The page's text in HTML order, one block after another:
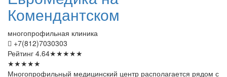
Комендантском
многопрофильная клиника
+7(812)7030303
Рейтинг 4.64★★★★★
★★★★★
Многопрофильный медицинский центр располагается рядом с